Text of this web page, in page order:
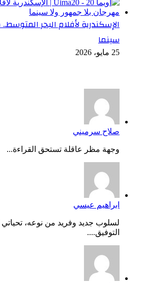
الإسكندرية لأفلام البحر
سينما
25 مايو، 2026
صلاح سرميني
وجهة مظر عاقلة تستحق القراءة...
ابراهيم عيسي
لسلوب جديد وفريد من نوعه،
التوفيق....